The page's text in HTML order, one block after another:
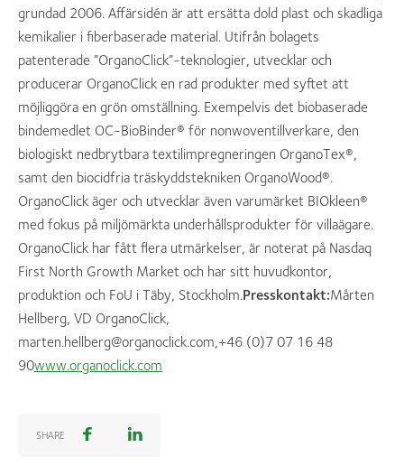
grundad 2006. Affärsidén är att ersätta dold plast och skadliga
kemikalier i fiberbaserade material. Utifrån bolagets
patenterade ”OrganoClick”-teknologier, utvecklar och
producerar OrganoClick en rad produkter med syftet att
möjliggöra en grön omställning. Exempelvis det biobaserade
bindemedlet OC-BioBinder® för nonwoventillverkare, den
biologiskt nedbrytbara textilimpregneringen OrganoTex®,
samt den biocidfria träskyddstekniken OrganoWood®.
OrganoClick äger och utvecklar även varumärket BIOkleen®
med fokus på miljömärkta underhållsprodukter för villaägare.
OrganoClick har fått flera utmärkelser, är noterat på Nasdaq
First North Growth Market och har sitt huvudkontor,
produktion och FoU i Täby, Stockholm.Presskontakt:Mårten
Hellberg, VD OrganoClick,
marten.hellberg@organoclick.com,+46 (0)7 07 16 48
90www.organoclick.com
SHARE